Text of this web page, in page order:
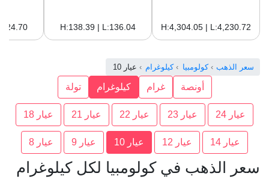
H:4,304.05 | L:4,230.72
H:138.39 | L:136.04
سعر الذهب كولومبيا كيلوغرام عيار 10
أونصة غرام كيلوغرام تولة
عيار 24 عيار 23 عيار 22 عيار 21 عيار 18
عيار 14 عيار 12 عيار 10 عيار 9 عيار 8
سعر الذهب في كولومبيا لكل كيلوغرام